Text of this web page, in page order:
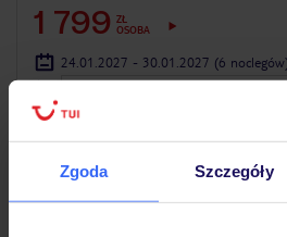
Zgoda Szczegóły
1 799 ZŁ
OSOBA
24.01.2027 - 30.01.2027 (6
Bez wyżywienia
ZALICZKA 25%